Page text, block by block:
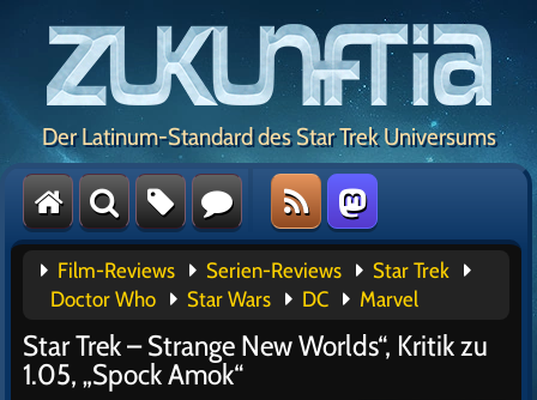
Der Latinum-Standard des Star Trek Universums
Film-Reviews Serien-Reviews
Star Trek
Doctor Who
Star Wars DC Marvel
Star Trek – Strange New Worlds“, Kritik zu
1.05, „Spock Amok“